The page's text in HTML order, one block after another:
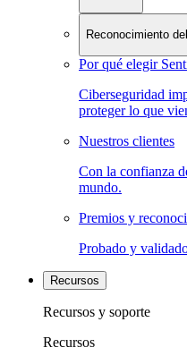
Reconocimiento
Por qué elegir
Ciberseguridad
proteger lo que
Nuestros clientes
Con la confianza
mundo.
Premios y
Probado y
Recursos
Recursos y soporte
Recursos